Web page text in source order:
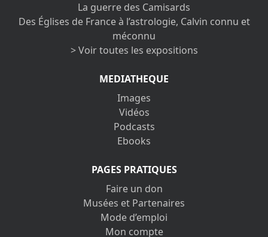
La guerre des Camisards
Des Églises de France à l’astrologie, Calvin connu et
méconnu
> Voir toutes les expositions
MEDIATHEQUE
Images
Vidéos
Podcasts
Ebooks
PAGES PRATIQUES
Faire un don
Musées et Partenaires
Mode d’emploi
Mon compte